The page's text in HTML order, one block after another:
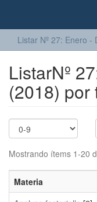
Listar Nº 27: Enero
ListarNº
(2018) por
Mostrando ítems 1-20
Materia